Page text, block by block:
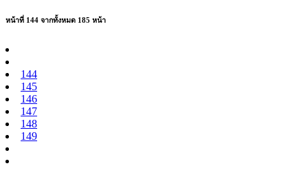
หน้าที่ 144 จากทั้งหมด 185 หน้า
144
145
146
147
148
149